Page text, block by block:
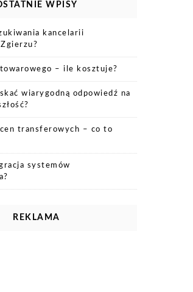
WPISY
kancelarii
– ile kosztuje?
wiarygodną odpowiedź na
transferowych – co to
systemów
REKLAMA